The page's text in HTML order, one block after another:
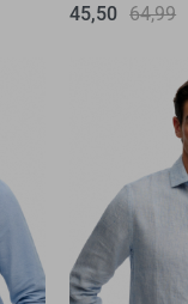
45,50 64,99